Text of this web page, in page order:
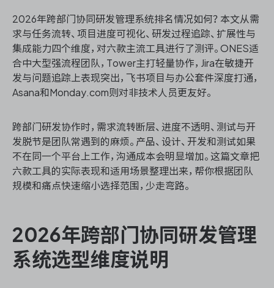
ONES 资讯
2026年跨部门协同研发管理系统排名情况如何？本文从需
求与任务流转、项目进度可视化、研发过程追踪、扩展性与
集成能力四个维度，对六款主流工具进行了测评。ONES适
合中大型强流程团队，Tower主打轻量协作，Jira在敏捷开
发与问题追踪上表现突出，飞书项目与办公套件深度打通，
Asana和Monday.com则对非技术人员更友好。
跨部门研发协作时，需求流转断层、进度不透明、测试与开
发脱节是团队常遇到的麻烦。产品、设计、开发和测试如果
不在同一个平台上工作，沟通成本会明显增加。这篇文章把
六款工具的实际表现和适用场景整理出来，帮你根据团队
规模和痛点快速缩小选择范围，少走弯路。
2026年跨部门协同研发管理
系统选型维度说明